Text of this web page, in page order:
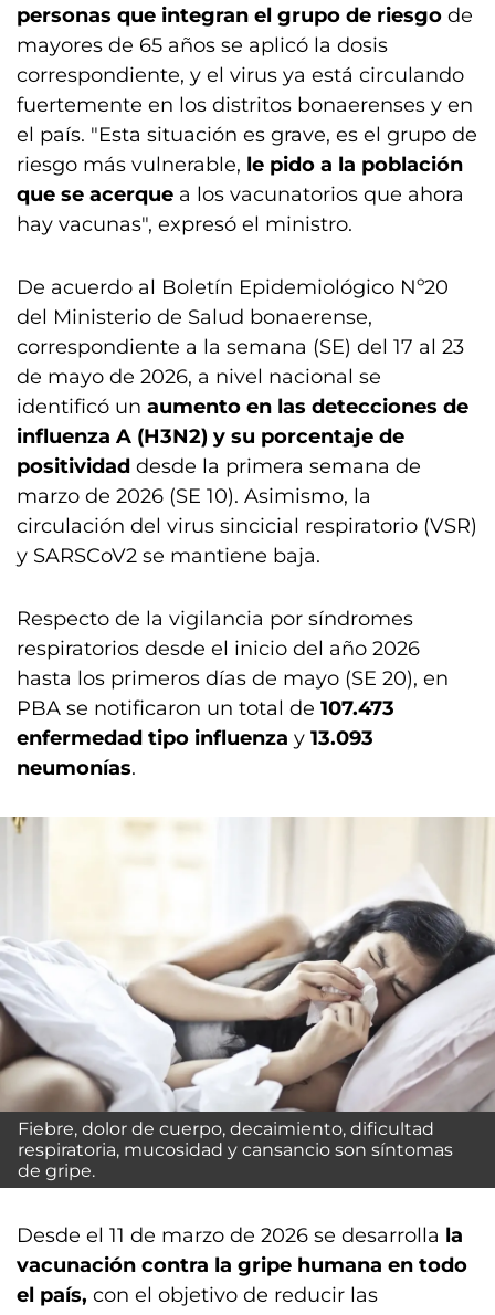
personas que integran el grupo de riesgo de
mayores de 65 años se aplicó la dosis
correspondiente, y el virus ya está circulando
fuertemente en los distritos bonaerenses y en
el país. "Esta situación es grave, es el grupo de
riesgo más vulnerable, le pido a la población
que se acerque a los vacunatorios que ahora
hay vacunas", expresó el ministro.
De acuerdo al Boletín Epidemiológico Nº20
del Ministerio de Salud bonaerense,
correspondiente a la semana (SE) del 17 al 23
de mayo de 2026, a nivel nacional se
identificó un aumento en las detecciones de
influenza A (H3N2) y su porcentaje de
positividad desde la primera semana de
marzo de 2026 (SE 10). Asimismo, la
circulación del virus sincicial respiratorio (VSR)
y SARSCoV2 se mantiene baja.
Respecto de la vigilancia por síndromes
respiratorios desde el inicio del año 2026
hasta los primeros días de mayo (SE 20), en
PBA se notificaron un total de 107.473
enfermedad tipo influenza y 13.093
neumonías.
Fiebre, dolor de cuerpo, decaimiento, dificultad
respiratoria, mucosidad y cansancio son síntomas
de gripe.
Desde el 11 de marzo de 2026 se desarrolla la
vacunación contra la gripe humana en todo
el país, con el objetivo de reducir las